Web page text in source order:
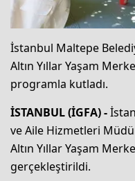
İstanbul Maltepe
Altın Yıllar Yaşam
programla kutladı.
İSTANBUL (İGFA) -
ve Aile Hizmetleri
Altın Yıllar Yaşam
gerçekleştirildi.